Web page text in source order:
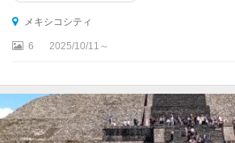
メキシコシティ
6 2025/10/11～